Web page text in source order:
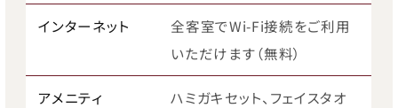
インターネット
全客室でWi-Fi接続をご利用
いただけます（無料）
アメニティ
ハミガキセット、フェイスタオ